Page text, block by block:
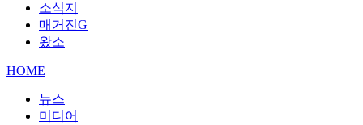
소식지
매거진G
왔소
HOME
뉴스
미디어